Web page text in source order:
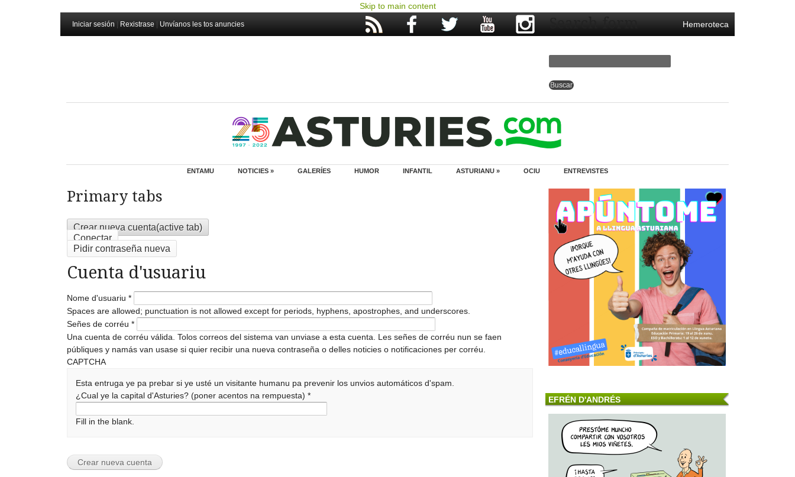
Skip to main content
Iniciar sesión Rexistrase Unvíanos les tos anuncies Hemeroteca
Search form
ENTAMU NOTICIES » GALERÍES HUMOR INFANTIL ASTURIANU » OCIU ENTREVISTES
Primary tabs
Crear nueva cuenta(active tab)
Conectar
Pidir contraseña nueva
Cuenta d'usuariu
Nome d'usuariu *
Spaces are allowed; punctuation is not allowed except for periods, hyphens, apostrophes, and underscores.
Señes de corréu *
Una cuenta de corréu válida. Tolos correos del sistema van unviase a esta cuenta. Les señes de corréu nun se faen
públiques y namás van usase si quier recibir una nueva contraseña o delles noticies o notificaciones per corréu.
CAPTCHA
Esta entruga ye pa prebar si ye usté un visitante humanu pa prevenir los unvios automáticos d'spam.
¿Cual ye la capital d'Asturies? (poner acentos na rempuesta)*
Fill in the blank.
EFRÉN D'ANDRÉS